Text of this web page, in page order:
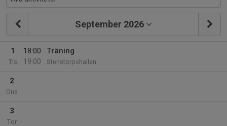
September 2026
1
Tis
18:00
19:00
Träning
Stenstorpshallen
2
Ons
3
Tor